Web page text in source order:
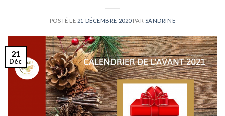
POSTÉ LE 21 DÉCEMBRE 2020PAR SANDRINE
21
Déc